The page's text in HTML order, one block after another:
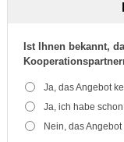
Ist Ihnen bekannt,
Ja, das Angebot
Ja, ich habe
Nein, das